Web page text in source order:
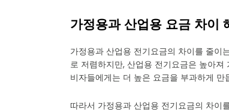
가정용과 산업용 요금 차이
가정용과 산업용 전기요금의 차이를 줄이
로 저렴하지만, 산업용 전기요금은 높아
비자들에게는 더 높은 요금을 부과하게 만
따라서 가정용과 산업용 전기요금의 차이